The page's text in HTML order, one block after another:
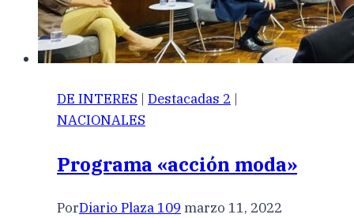
DE INTERES | Destacadas 2 |
NACIONALES
Programa «acción moda»
PorDiario Plaza 109 marzo 11, 2022